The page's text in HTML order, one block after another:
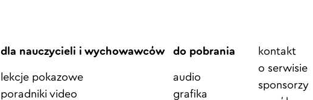
dla nauczycieli i wychowawców
lekcje pokazowe
poradniki video
do pobrania
audio
grafika
Element
menu
kontakt
o serwisie
sponsorzy